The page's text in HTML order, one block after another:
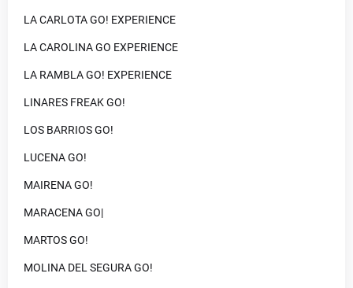
LA CARLOTA GO! EXPERIENCE
LA CAROLINA GO EXPERIENCE
LA RAMBLA GO! EXPERIENCE
LINARES FREAK GO!
LOS BARRIOS GO!
LUCENA GO!
MAIRENA GO!
MARACENA GO|
MARTOS GO!
MOLINA DEL SEGURA GO!